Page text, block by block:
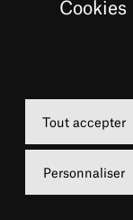
GALERIE
Tout accepter
Personnaliser